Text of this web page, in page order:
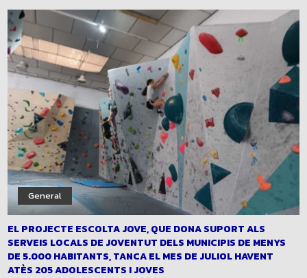
EL PROJECTE ESCOLTA JOVE, QUE DONA SUPORT ALS
SERVEIS LOCALS DE JOVENTUT DELS MUNICIPIS DE MENYS
DE 5.000 HABITANTS, TANCA EL MES DE JULIOL HAVENT
ATÈS 205 ADOLESCENTS I JOVES
General